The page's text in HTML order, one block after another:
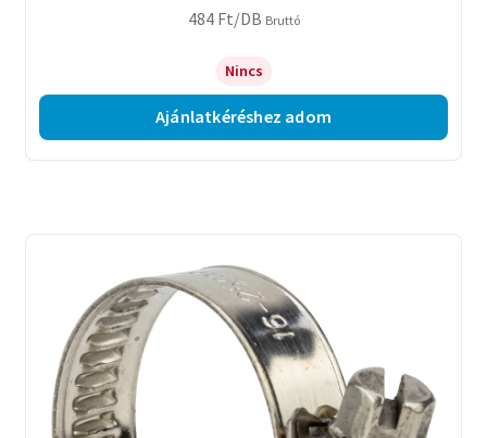
484 Ft/DB Bruttó
Nincs
Ajánlatkéréshez adom